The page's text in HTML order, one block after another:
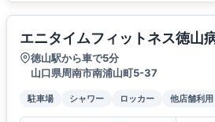
エニタイムフィットネス徳山
徳山駅から車で5分
山口県周南市南浦山町5-37
駐車場 シャワー ロッカー 他店舗利用